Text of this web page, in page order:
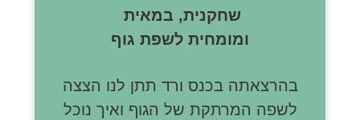
שחקנית, במאית
ומומחית לשפת גוף
בהרצאתה בכנס ורד תתן לנו הצצה
לשפה המרתקת של הגוף ואיך נוכל